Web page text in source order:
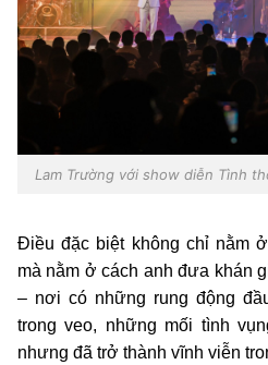
Lam Trường với show diễn Tình
Điều đặc biệt không chỉ nằm
mà nằm ở cách anh đưa khán
– nơi có những rung động
trong veo, những mối tình
nhưng đã trở thành vĩnh viễn